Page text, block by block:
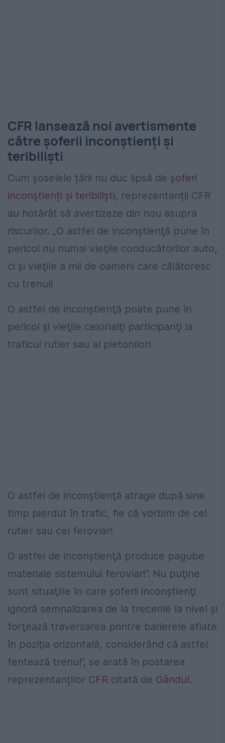
CFR lansează noi avertismente
către șoferii inconștienți și
teribiliști
Cum șoselele țării nu duc lipsă de șoferi
inconștienți și teribiliști, reprezentanții CFR
au hotărât să avertizeze din nou asupra
riscurilor. „O astfel de inconştienţă pune în
pericol nu numai vieţile conducătorilor auto,
ci şi vieţile a mii de oameni care călătoresc
cu trenul!
O astfel de inconştienţă poate pune în
pericol şi vieţile celorlalţi participanţi la
traficul rutier sau al pietonilor!
O astfel de inconştienţă atrage după sine
timp pierdut în trafic, fie că vorbim de cel
rutier sau cel feroviar!
O astfel de inconştienţă produce pagube
materiale sistemului feroviar!”. Nu puţine
sunt situaţiile în care şoferii inconştienţi
ignoră semnalizarea de la trecerile la nivel şi
forţează traversarea printre barierele aflate
în poziţia orizontală, considerând că astfel
fentează trenul”, se arată în postarea
reprezentanților CFR citată de Gândul.